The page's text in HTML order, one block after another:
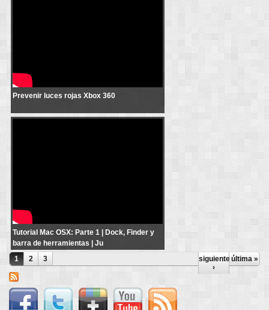
Prevenir luces rojas Xbox 360
Tutorial Mac OSX: Parte 1 | Dock, Finder y
barra de herramientas | Ju
1
2 3
siguiente
›
última »